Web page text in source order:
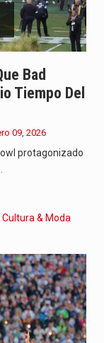
Saber cómo borrar el historial de operaciones en MT4 es…
Jhon Arias continúa consolidándose como una de las grandes figuras…
La cantautora venezolana Joaquina vuelve a sorprender a sus seguidores…
La investigación por la muerte de Kevin Arley Acosta Pico,…
Bad
Tiempo Del
09, 2026
protagonizado
& Moda